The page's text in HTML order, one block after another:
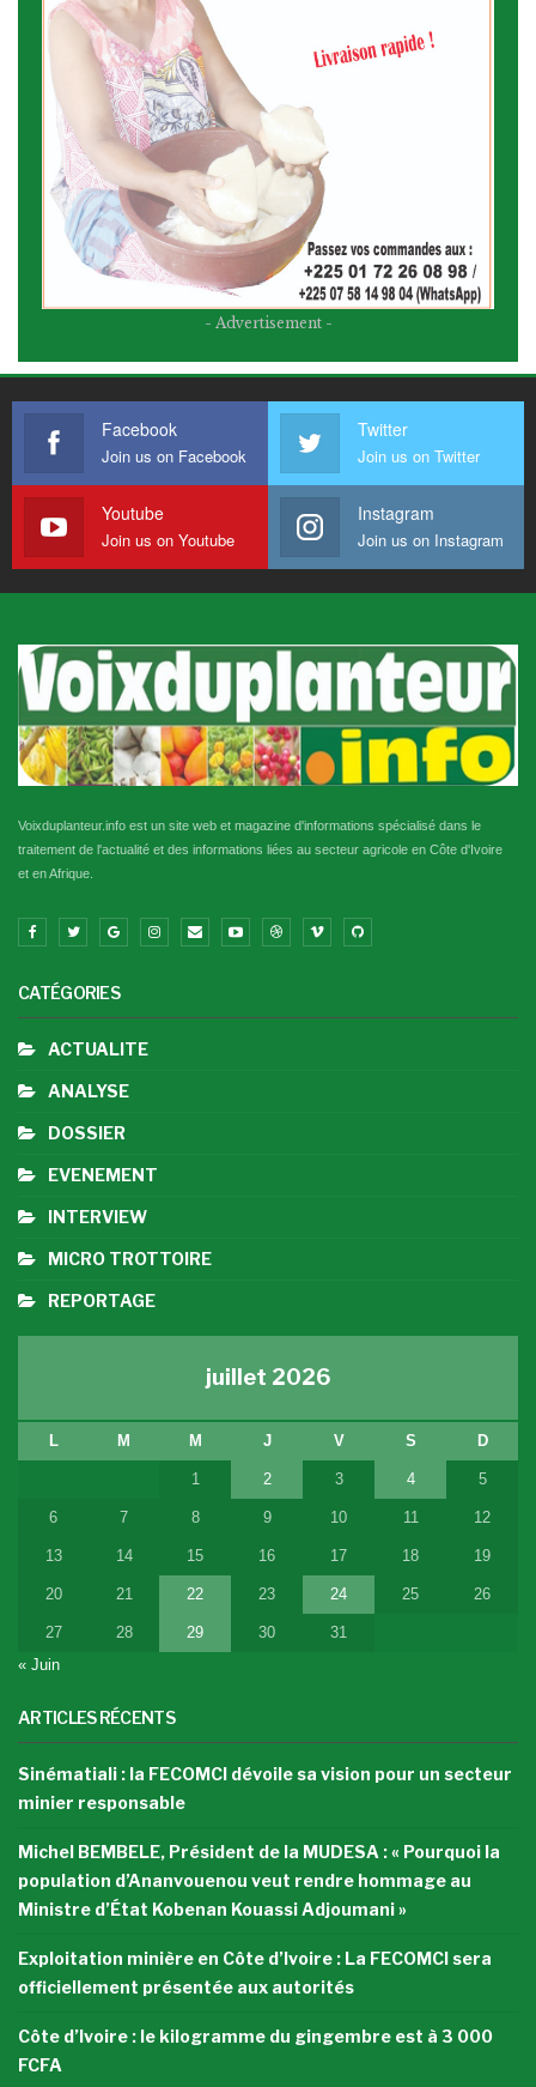
- Advertisement -
Facebook
Join us on Facebook
Twitter
Join us on Twitter
Youtube
Join us on Youtube
Instagram
Join us on Instagram
Voixduplanteur.info est un site web et magazine d'informations spécialisé dans le
traitement de l'actualité et des informations liées au secteur agricole en Côte d'Ivoire
et en Afrique.
CATÉGORIES
ACTUALITE
ANALYSE
DOSSIER
EVENEMENT
INTERVIEW
MICRO TROTTOIRE
REPORTAGE
juillet 2026
L M M J V S D
1 2 3 4 5
6 7 8 9 10 11 12
13 14 15 16 17 18 19
20 21 22 23 24 25 26
27 28 29 30
31
« Juin
ARTICLES RÉCENTS
Sinématiali : la FECOMCI dévoile sa vision pour un secteur
minier responsable
Michel BEMBELE, Président de la MUDESA : « Pourquoi la
population d’Ananvouenou veut rendre hommage au
Ministre d’État Kobenan Kouassi Adjoumani »
Exploitation minière en Côte d’Ivoire : La FECOMCI sera
officiellement présentée aux autorités
Côte d’Ivoire : le kilogramme du gingembre est à 3 000
FCFA